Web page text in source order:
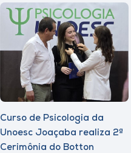
Curso de Psicologia da
Unoesc Joaçaba realiza 2ª
Cerimônia do Botton